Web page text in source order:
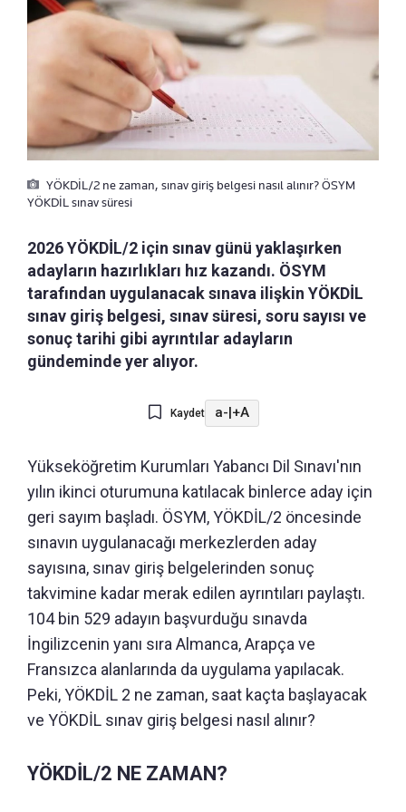
YÖKDİL/2 ne zaman, sınav giriş belgesi nasıl alınır? ÖSYM
YÖKDİL sınav süresi
2026 YÖKDİL/2 için sınav günü yaklaşırken
adayların hazırlıkları hız kazandı. ÖSYM
tarafından uygulanacak sınava ilişkin YÖKDİL
sınav giriş belgesi, sınav süresi, soru sayısı ve
sonuç tarihi gibi ayrıntılar adayların
gündeminde yer alıyor.
Kaydet a-|+A
Yükseköğretim Kurumları Yabancı Dil Sınavı'nın
yılın ikinci oturumuna katılacak binlerce aday için
geri sayım başladı. ÖSYM, YÖKDİL/2 öncesinde
sınavın uygulanacağı merkezlerden aday
sayısına, sınav giriş belgelerinden sonuç
takvimine kadar merak edilen ayrıntıları paylaştı.
104 bin 529 adayın başvurduğu sınavda
İngilizcenin yanı sıra Almanca, Arapça ve
Fransızca alanlarında da uygulama yapılacak.
Peki, YÖKDİL 2 ne zaman, saat kaçta başlayacak
ve YÖKDİL sınav giriş belgesi nasıl alınır?
YÖKDİL/2 NE ZAMAN?